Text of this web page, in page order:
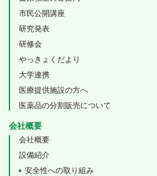
市民公開講座
研究発表
研修会
やっきょくだより
大学連携
医療提供施設の方へ
医薬品の分割販売について
会社概要
会社概要
設備紹介
安全性への取り組み